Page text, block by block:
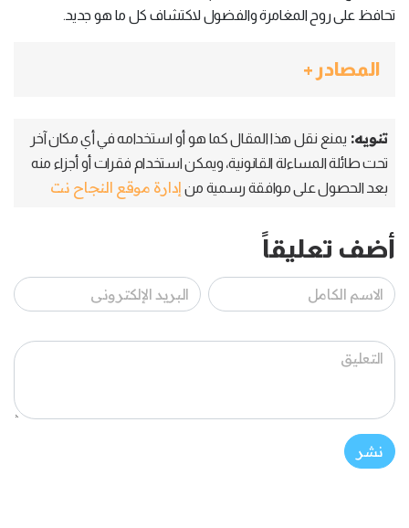
تحافظ على روح المغامرة والفضول لاكتشاف كل ما هو جديد.
المصادر +
تنويه: يمنع نقل هذا المقال كما هو أو استخدامه في أي مكان آخر
تحت طائلة المساءلة القانونية، ويمكن استخدام فقرات أو أجزاء منه
بعد الحصول على موافقة رسمية من إدارة موقع النجاح نت
أضف تعليقاً
نشر